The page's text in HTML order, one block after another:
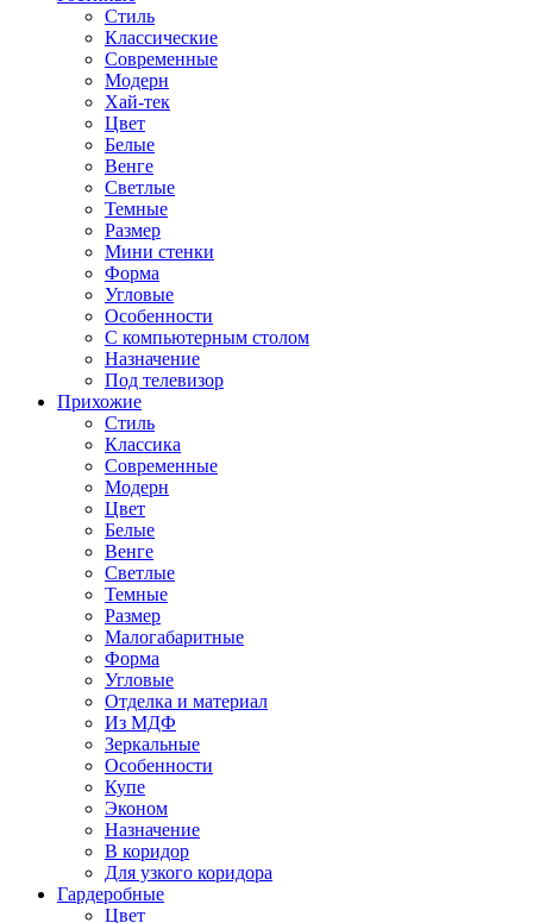
Стиль
Классические
Современные
Модерн
Хай-тек
Цвет
Белые
Венге
Светлые
Темные
Размер
Мини стенки
Форма
Угловые
Особенности
С компьютерным столом
Назначение
Под телевизор
Прихожие
Стиль
Классика
Современные
Модерн
Цвет
Белые
Венге
Светлые
Темные
Размер
Малогабаритные
Форма
Угловые
Отделка и материал
Из МДФ
Зеркальные
Особенности
Купе
Эконом
Назначение
В коридор
Для узкого коридора
Гардеробные
Цвет